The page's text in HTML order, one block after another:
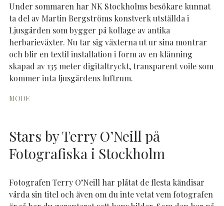
Under sommaren har NK Stockholms besökare kunnat
ta del av Martin Bergströms konstverk utställda i
Ljusgården som bygger på kollage av antika
herbarieväxter. Nu tar sig växterna ut ur sina montrar
och blir en textil installation i form av en klänning
skapad av 135 meter digitaltryckt, transparent voile som
kommer inta ljusgårdens luftrum.
MODE
Stars by Terry O’Neill på
Fotografiska i Stockholm
Fotografen Terry O’Neill har plåtat de flesta kändisar
vårda sin titel och även om du inte vetat vem fotografen